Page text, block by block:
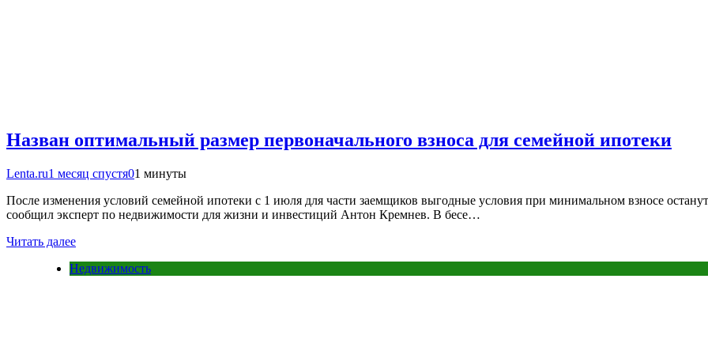
Назван оптимальный размер первоначального взноса для семейной ипотеки
Lenta.ru1 месяц спустя01 минуты
После изменения условий семейной ипотеки с 1 июля для части заемщиков выгодные условия при минимальном взносе
сообщил эксперт по недвижимости для жизни и инвестиций Антон Кремнев. В бесе…
Читать далее
Недвижимость